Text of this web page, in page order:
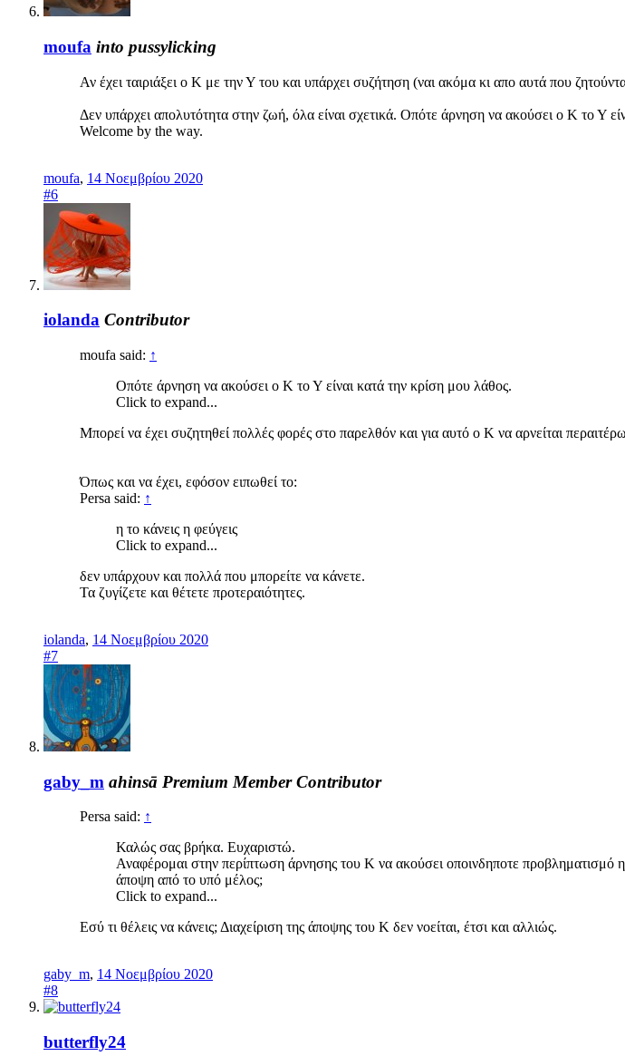
moufa into pussylicking
Αν έχει ταιριάξει ο Κ με την Υ του και υπάρχει συζήτηση (ναι ακόμα κι απο αυτά που
Δεν υπάρχει απολυτότητα στην ζωή, όλα είναι σχετικά. Οπότε άρνηση να ακούσει ο Κ το Υ
Welcome by the way.
moufa, 14 Νοεμβρίου 2020
#6
iolanda Contributor
moufa said: ↑
Οπότε άρνηση να ακούσει ο Κ το Υ είναι κατά την κρίση μου λάθος.
Click to expand...
Μπορεί να έχει συζητηθεί πολλές φορές στο παρελθόν και για αυτό ο Κ να αρνείται
Όπως και να έχει, εφόσον ειπωθεί το:
Persa said: ↑
η το κάνεις η φεύγεις
Click to expand...
δεν υπάρχουν και πολλά που μπορείτε να κάνετε.
Τα ζυγίζετε και θέτετε προτεραιότητες.
iolanda, 14 Νοεμβρίου 2020
#7
gaby_m ahinsā Premium Member Contributor
Persa said: ↑
Καλώς σας βρήκα. Ευχαριστώ.
Αναφέρομαι στην περίπτωση άρνησης του Κ να ακούσει οποινδηποτε προβληματισμό η
άποψη από το υπό μέλος;
Click to expand...
Εσύ τι θέλεις να κάνεις; Διαχείριση της άποψης του Κ δεν νοείται, έτσι και αλλιώς.
gaby_m, 14 Νοεμβρίου 2020
#8
butterfly24